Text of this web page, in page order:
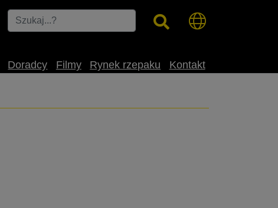
Doradcy Filmy Rynek rzepaku Kontakt